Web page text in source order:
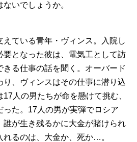
いでしょうか。
ている青年・ヴィンス。入院し
要となった彼は、電気工として訪
る仕事の話を聞く。オーバード
り、ヴィンスはその仕事に潜り込
人の男たちが命を懸けて挑む、
った。17人の男が実弾でロシア
誰が生き残るかに大金が賭けられ
るのは、大金か、死か…。